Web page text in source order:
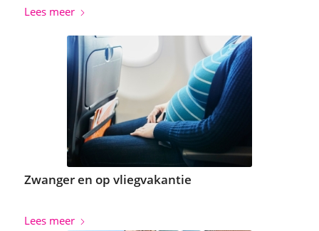
Lees meer
Zwanger en op vliegvakantie
Lees meer